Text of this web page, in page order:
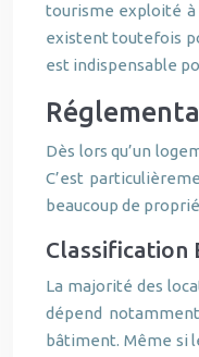
tourisme exploité à
existent toutefois
est indispensable
Dès lors qu’un
C’est
beaucoup de
Classification
La majorité des
dépend
bâtiment. Même si